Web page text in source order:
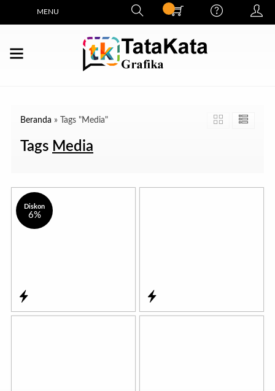
MENU
Beranda » Tags "Media"
Tags Media
Diskon
6%